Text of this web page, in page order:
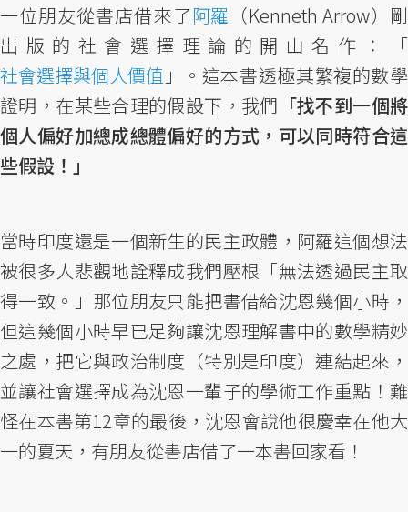
一位朋友從書店借來了阿羅 （Kenneth Arrow）剛
出版的社會選擇理論的開山名作：「
社會選擇與個人價值 」。這本書透極其繁複的數學
證明，在某些合理的假設下，我們 「找不到一個將
個人偏好加總成總體偏好的方式，可以同時符合這
些假設！」
當時印度還是一個新生的民主政體，阿羅這個想法
被很多人悲觀地詮釋成我們壓根「無法透過民主取
得一致。」那位朋友只能把書借給沈恩幾個小時，
但這幾個小時早已足夠讓沈恩理解書中的數學精妙
之處，把它與政治制度（特別是印度）連結起來，
並讓社會選擇成為沈恩一輩子的學術工作重點！難
怪在本書第12章的最後，沈恩會說他很慶幸在他大
一的夏天，有朋友從書店借了一本書回家看！